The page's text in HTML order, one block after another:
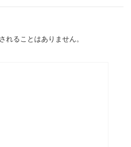
れることはありません。